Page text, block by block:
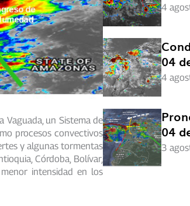
un Sistema de
procesos convectivos
y algunas tormentas
Córdoba, Bolívar,
intensidad en los
4
04
4
04
3